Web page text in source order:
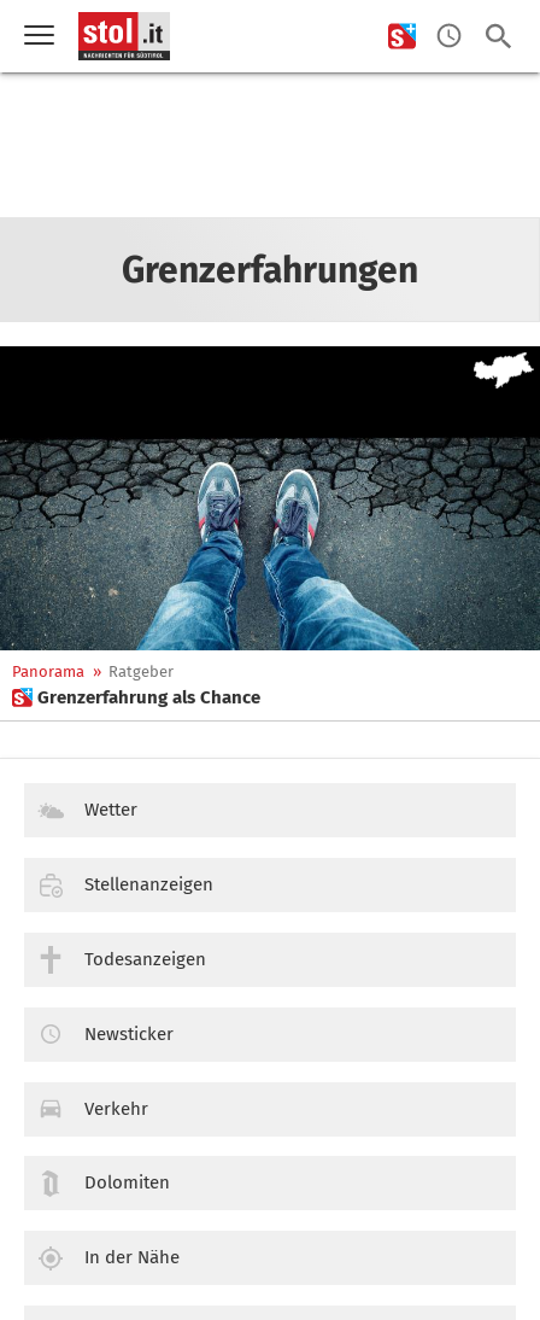
Grenzerfahrungen
Panorama » Ratgeber
 Grenzerfahrung als Chance
Wetter
Stellenanzeigen
Todesanzeigen
Newsticker
Verkehr
Dolomiten
In der Nähe